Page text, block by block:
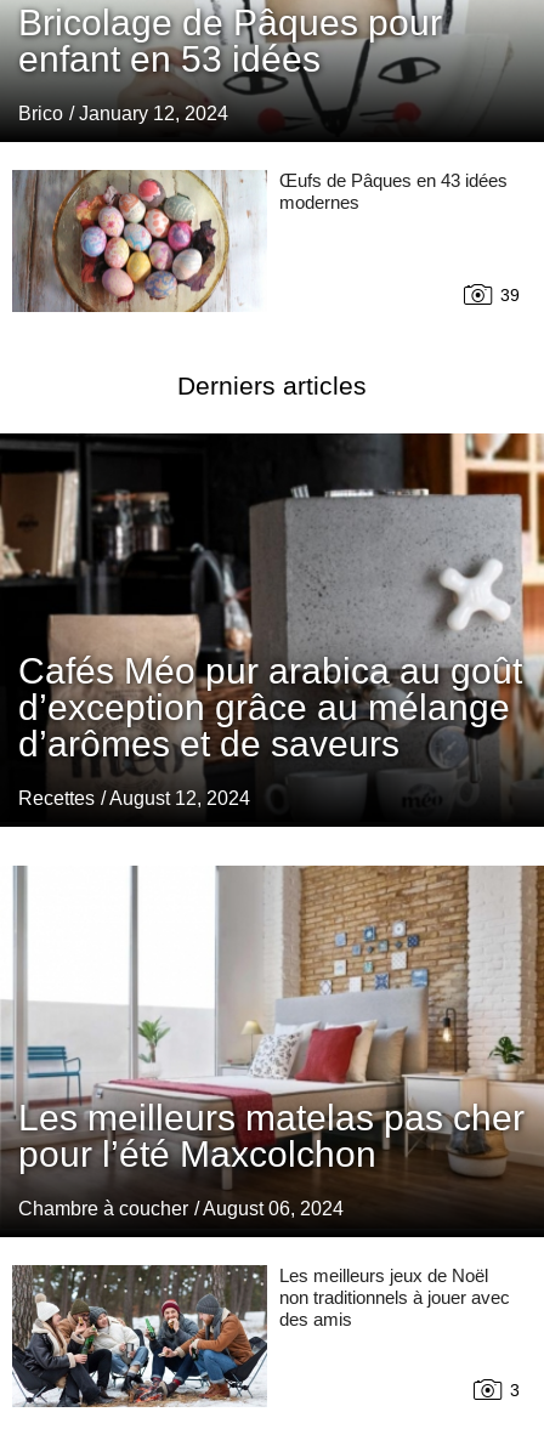
Bricolage de Pâques pour
enfant en 53 idées
Brico / January 12, 2024
Œufs de Pâques en 43 idées
modernes
39
Derniers articles
Cafés Méo pur arabica au goût
d’exception grâce au mélange
d’arômes et de saveurs
Recettes / August 12, 2024
Les meilleurs matelas pas cher
pour l’été Maxcolchon
Chambre à coucher / August 06, 2024
Les meilleurs jeux de Noël
non traditionnels à jouer avec
des amis
3